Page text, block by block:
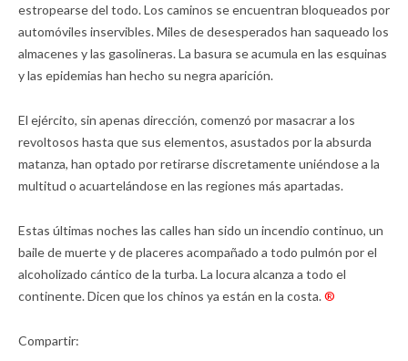
estropearse del todo. Los caminos se encuentran bloqueados por
automóviles inservibles. Miles de desesperados han saqueado los
almacenes y las gasolineras. La basura se acumula en las esquinas
y las epidemias han hecho su negra aparición.
El ejército, sin apenas dirección, comenzó por masacrar a los
revoltosos hasta que sus elementos, asustados por la absurda
matanza, han optado por retirarse discretamente uniéndose a la
multitud o acuartelándose en las regiones más apartadas.
Estas últimas noches las calles han sido un incendio continuo, un
baile de muerte y de placeres acompañado a todo pulmón por el
alcoholizado cántico de la turba. La locura alcanza a todo el
continente. Dicen que los chinos ya están en la costa.®
Compartir: